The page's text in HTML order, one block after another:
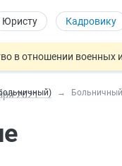
Юристу Кадровику
в отношении военных
итоговой
трудовых и ГПХ-
2021